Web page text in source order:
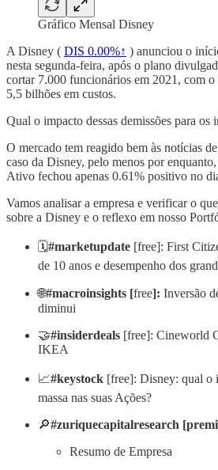
Gráfico Mensal Disney
A Disney ( DIS 0.00%↑ ) anunciou o
nesta segunda-feira, após o plano
cortar 7.000 funcionários em 2021, com
5,5 bilhões em custos.
Qual o impacto dessas demissões para os
O mercado tem reagido bem às notícias
caso da Disney, pelo menos por
Ativo fechou apenas 0.61% positivo no
Vamos analisar a empresa e verificar o
sobre a Disney e o reflexo em nosso
🗓️#marketupdate [free]: First
de 10 anos e desempenho dos
🌐#macroinsights [free]: Inversão
diminui
🤝#insiderdeals [free]: Cineworld
IKEA
📈#keystock [free]: Disney: qual o
massa nas suas Ações?
🔎#zuriquecapitalresearch
Resumo de Empresa